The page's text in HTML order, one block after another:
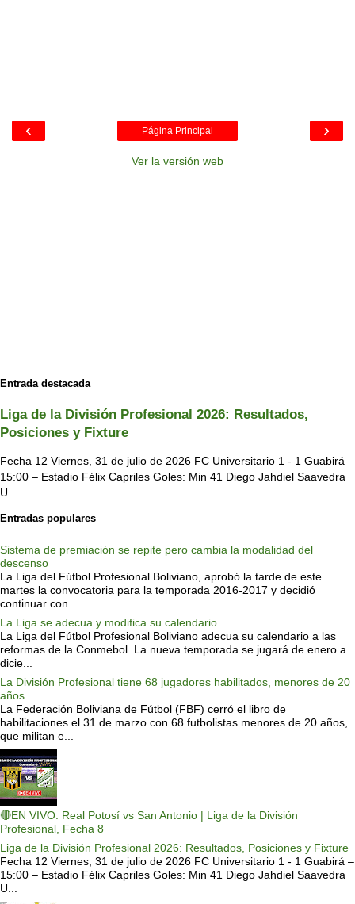
‹ ›
Página Principal
Ver la versión web
Entrada destacada
Liga de la División Profesional 2026: Resultados,
Posiciones y Fixture
Fecha 12 Viernes, 31 de julio de 2026 FC Universitario 1 - 1 Guabirá –
15:00 – Estadio Félix Capriles Goles: Min 41 Diego Jahdiel Saavedra
U...
Entradas populares
Sistema de premiación se repite pero cambia la modalidad del
descenso
La Liga del Fútbol Profesional Boliviano, aprobó la tarde de este
martes la convocatoria para la temporada 2016-2017 y decidió
continuar con...
La Liga se adecua y modifica su calendario
La Liga del Fútbol Profesional Boliviano adecua su calendario a las
reformas de la Conmebol. La nueva temporada se jugará de enero a
dicie...
La División Profesional tiene 68 jugadores habilitados, menores de 20
años
La Federación Boliviana de Fútbol (FBF) cerró el libro de
habilitaciones el 31 de marzo con 68 futbolistas menores de 20 años,
que militan e...
🔴EN VIVO: Real Potosí vs San Antonio | Liga de la División
Profesional, Fecha 8
Liga de la División Profesional 2026: Resultados, Posiciones y Fixture
Fecha 12 Viernes, 31 de julio de 2026 FC Universitario 1 - 1 Guabirá –
15:00 – Estadio Félix Capriles Goles: Min 41 Diego Jahdiel Saavedra
U...